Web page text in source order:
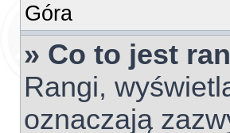
Góra
» Co to jest
Rangi,
oznaczają